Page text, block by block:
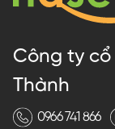
Công ty
Thành
0966 741 866